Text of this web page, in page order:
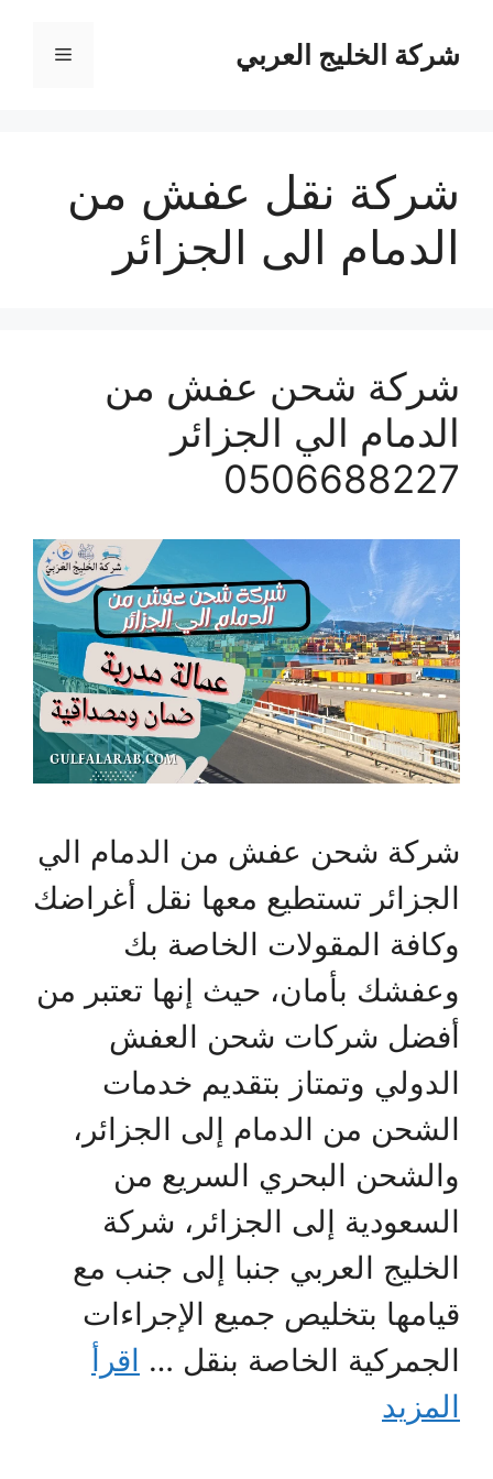
المحتوىشركة الخليج العربي القائمة
شركة نقل عفش من
الدمام الى الجزائر
شركة شحن عفش من
الدمام الي الجزائر
0506688227
شركة شحن عفش من الدمام الي
الجزائر تستطيع معها نقل أغراضك
وكافة المقولات الخاصة بك
وعفشك بأمان، حيث إنها تعتبر من
أفضل شركات شحن العفش
الدولي وتمتاز بتقديم خدمات
الشحن من الدمام إلى الجزائر،
والشحن البحري السريع من
السعودية إلى الجزائر، شركة
الخليج العربي جنبا إلى جنب مع
قيامها بتخليص جميع الإجراءات
الجمركية الخاصة بنقل … اقرأ
المزيد